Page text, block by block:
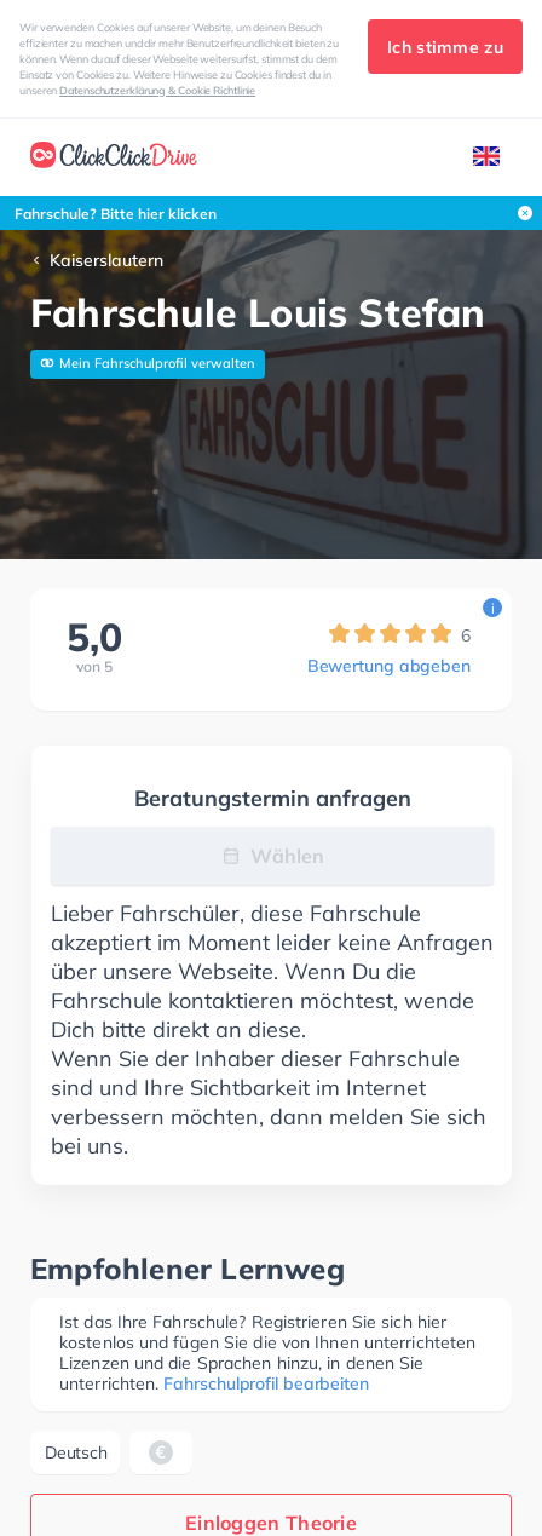
Wir verwenden Cookies auf unserer Website, um deinen Besuch
effizienter zu machen und dir mehr Benutzerfreundlichkeit bieten zu
können. Wenn du auf dieser Webseite weitersurfst, stimmst du dem
Einsatz von Cookies zu. Weitere Hinweise zu Cookies findest du in
unserenDatenschutzerklärung & Cookie Richtlinie
Ich stimme zu
Fahrschule? Bitte hier klicken
Kaiserslautern
Fahrschule Louis Stefan
Mein Fahrschulprofil verwalten
5,0
von 5
6
Bewertung abgeben
i
Beratungstermin anfragen
Wählen
Lieber Fahrschüler, diese Fahrschule
akzeptiert im Moment leider keine Anfragen
über unsere Webseite. Wenn Du die
Fahrschule kontaktieren möchtest, wende
Dich bitte direkt an diese.
Wenn Sie der Inhaber dieser Fahrschule
sind und Ihre Sichtbarkeit im Internet
verbessern möchten, dann melden Sie sich
bei uns.
Empfohlener Lernweg
Ist das Ihre Fahrschule? Registrieren Sie sich hier
kostenlos und fügen Sie die von Ihnen unterrichteten
Lizenzen und die Sprachen hinzu, in denen Sie
unterrichten. Fahrschulprofil bearbeiten
Deutsch
Einloggen Theorie